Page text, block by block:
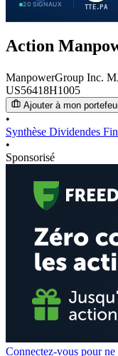
20 SIGNAUX TTE.PA
Action
ManpowerGroup Inc.
US56418H1005
Ajouter à mon
•
Synthèse Dividendes
•
Sponsorisé
Connectez-vous pour